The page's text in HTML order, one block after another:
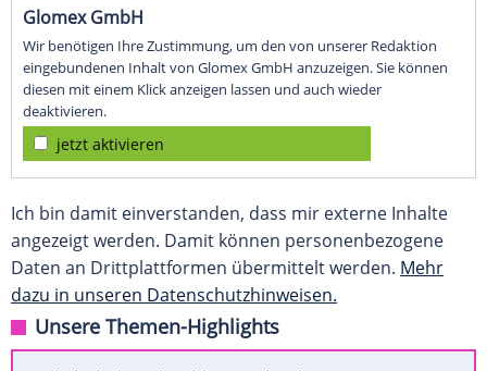
Glomex GmbH
Wir benötigen Ihre Zustimmung, um den von unserer Redaktion
eingebundenen Inhalt von Glomex GmbH anzuzeigen. Sie können
diesen mit einem Klick anzeigen lassen und auch wieder
deaktivieren.
jetzt aktivieren
Ich bin damit einverstanden, dass mir externe Inhalte
angezeigt werden. Damit können personenbezogene
Daten an Drittplattformen übermittelt werden. Mehr
dazu in unseren Datenschutzhinweisen.
Unsere Themen-Highlights